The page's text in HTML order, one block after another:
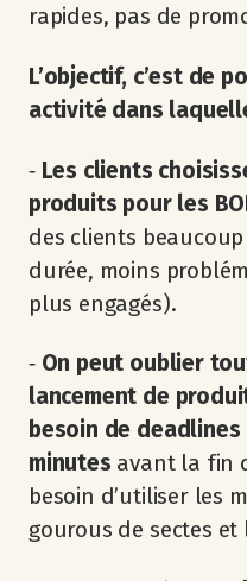
rapides, pas de
L’objectif, c’est de
activité dans
‐ Les clients
produits pour les
des clients
durée, moins
plus engagés).
‐ On peut oublier
lancement de
besoin de
minutes avant la fin
besoin d’utiliser les
gourous de sectes